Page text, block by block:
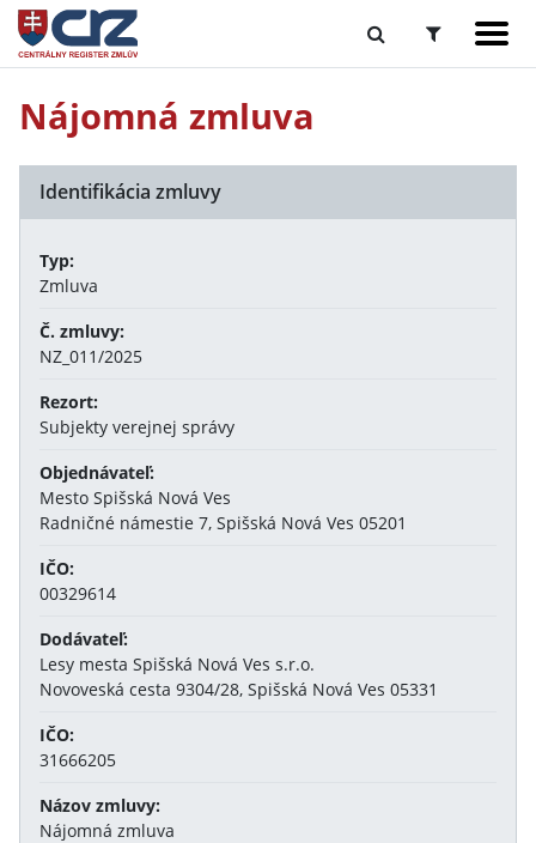
Nájomná zmluva
Identifikácia zmluvy
Typ:
Zmluva
Č. zmluvy:
NZ_011/2025
Rezort:
Subjekty verejnej správy
Objednávateľ:
Mesto Spišská Nová Ves
Radničné námestie 7, Spišská Nová Ves 05201
IČO:
00329614
Dodávateľ:
Lesy mesta Spišská Nová Ves s.r.o.
Novoveská cesta 9304/28, Spišská Nová Ves 05331
IČO:
31666205
Názov zmluvy:
Nájomná zmluva